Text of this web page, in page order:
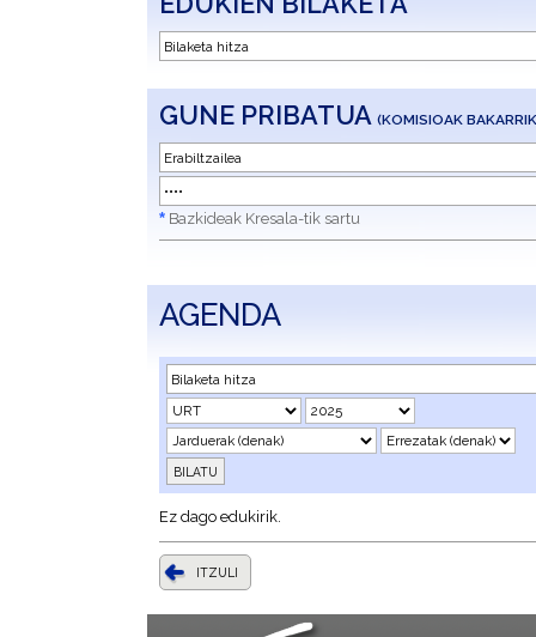
GUNE PRIBATUA (KOMISIOAK
* Bazkideak Kresala-tik sartu
AGENDA
Ez dago edukirik.
ITZULI